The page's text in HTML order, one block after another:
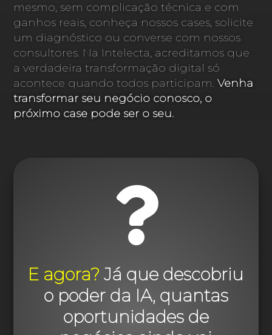
mesmo, sem complicação técnica e com
ganhos reais, conheça nossos cases, solicite
um diagnóstico ou converse com nossos
consultores. Na Intelecta, acreditamos que
a verdadeira transformação digital só
acontece quando todos participam.Venha
transformar seu negócio conosco, o
próximo case pode ser o seu.

E agora? Já que descobriu
o poder da IA, quantas
oportunidades de